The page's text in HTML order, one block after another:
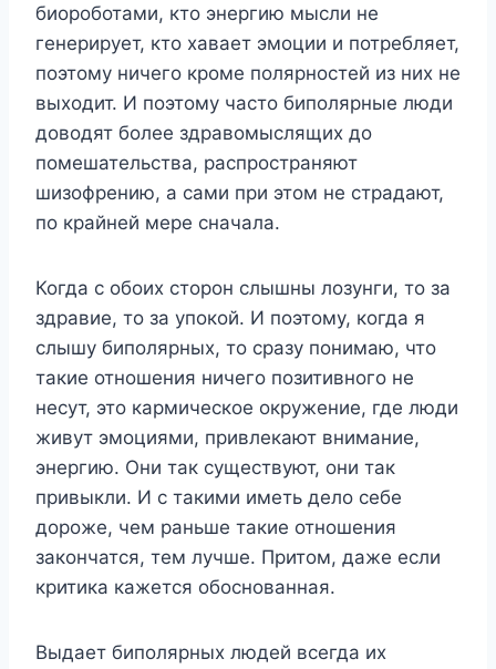
биороботами, кто энергию мысли не
генерирует, кто хавает эмоции и потребляет,
поэтому ничего кроме полярностей из них не
выходит. И поэтому часто биполярные люди
доводят более здравомыслящих до
помешательства, распространяют
шизофрению, а сами при этом не страдают,
по крайней мере сначала.
Когда с обоих сторон слышны лозунги, то за
здравие, то за упокой. И поэтому, когда я
слышу биполярных, то сразу понимаю, что
такие отношения ничего позитивного не
несут, это кармическое окружение, где люди
живут эмоциями, привлекают внимание,
энергию. Они так существуют, они так
привыкли. И с такими иметь дело себе
дороже, чем раньше такие отношения
закончатся, тем лучше. Притом, даже если
критика кажется обоснованная.
Выдает биполярных людей всегда их